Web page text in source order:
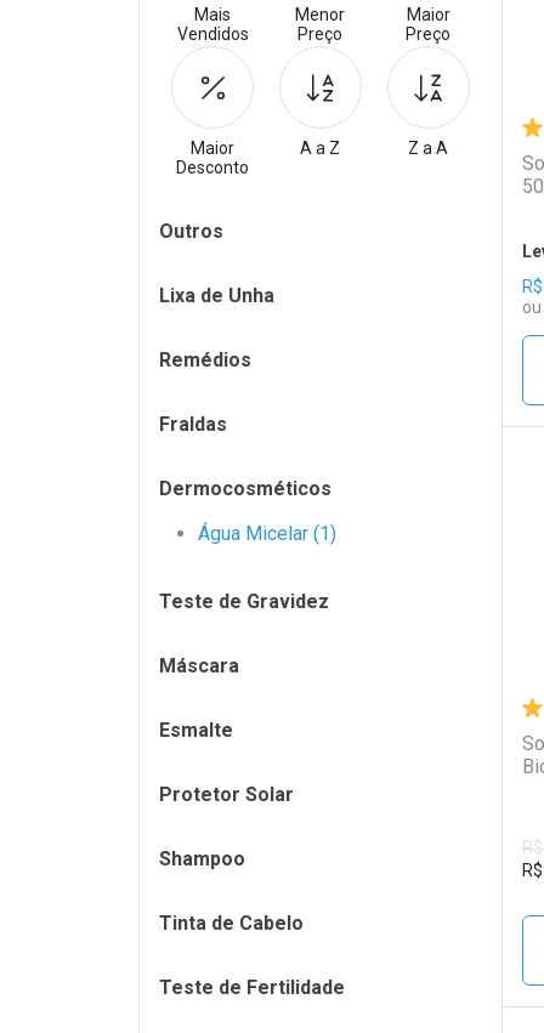
R$
R$
Mais
Vendidos
Menor
Preço
Maior
Preço
Maior
Desconto
A a Z Z a A
Filtros
Outros
Lixa de Unha
Remédios
Fraldas
Dermocosméticos
Água Micelar (1)
Teste de Gravidez
Máscara
Esmalte
Protetor Solar
Shampoo
Tinta de Cabelo
Teste de Fertilidade